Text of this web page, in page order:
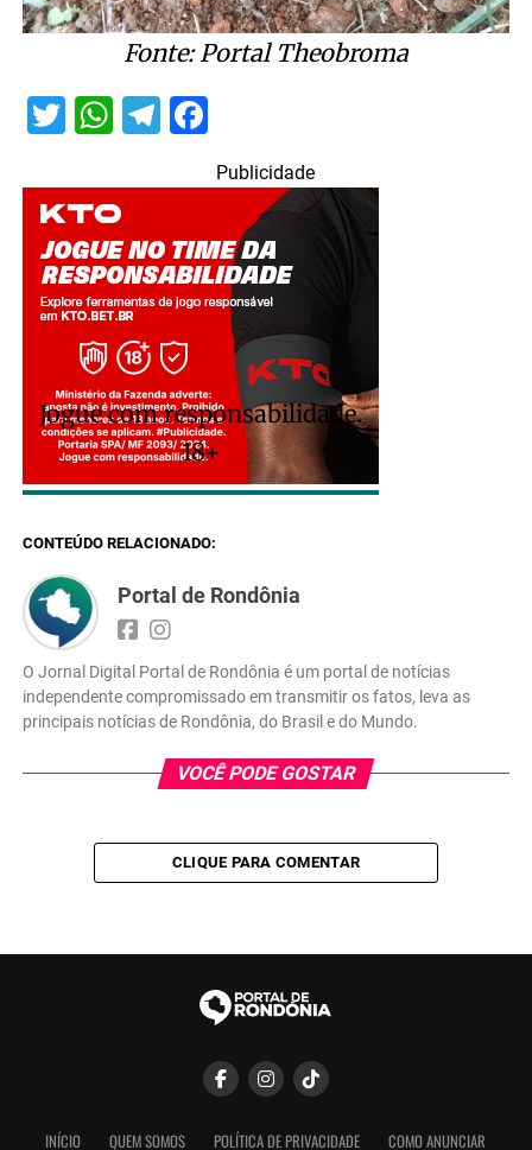
Fonte: Portal Theobroma
Twitter
WhatsApp
Telegram
Facebook
Publicidade
Jogue com responsabilidade.
18+
CONTEÚDO RELACIONADO:
Portal de Rondônia
O Jornal Digital Portal de Rondônia é um portal de notícias
independente compromissado em transmitir os fatos, leva as
principais notícias de Rondônia, do Brasil e do Mundo.
VOCÊ PODE GOSTAR
CLIQUE PARA COMENTAR
INÍCIO QUEM SOMOS POLÍTICA DE PRIVACIDADE COMO ANUNCIAR